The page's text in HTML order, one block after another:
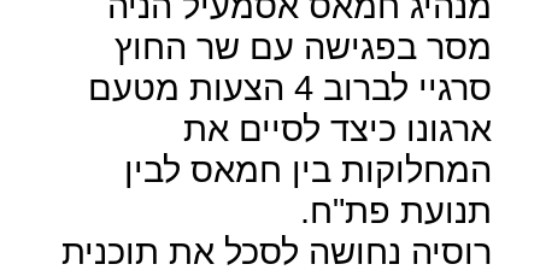
מסר בפגישה עם שר החוץ
סרגיי לברוב 4 הצעות מטעם
ארגונו כיצד לסיים את
המחלוקות בין חמאס לבין
תנועת פת"ח.
רוסיה נחושה לסכל את תוכנית